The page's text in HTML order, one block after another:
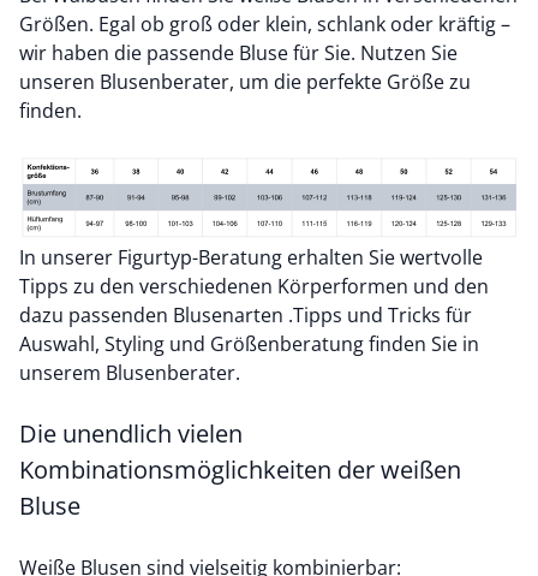
Größen. Egal ob groß oder klein, schlank oder kräftig –
wir haben die passende Bluse für Sie. Nutzen Sie
unseren Blusenberater, um die perfekte Größe zu
finden.
In unserer Figurtyp-Beratung erhalten Sie wertvolle
Tipps zu den verschiedenen Körperformen und den
dazu passenden Blusenarten .Tipps und Tricks für
Auswahl, Styling und Größenberatung finden Sie in
unserem Blusenberater.
Die unendlich vielen
Kombinationsmöglichkeiten der weißen
Bluse
Weiße Blusen sind vielseitig kombinierbar: